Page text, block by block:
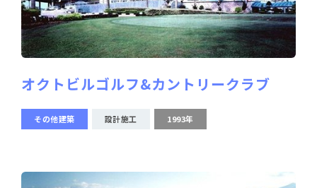
オクトビルゴルフ&カントリークラブ
その他建築 設計施工 1993年